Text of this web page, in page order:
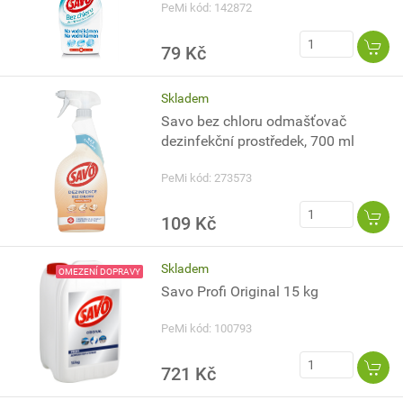
PeMi kód: 142872
79 Kč
Skladem
Savo bez chloru odmašťovač
dezinfekční prostředek, 700 ml
PeMi kód: 273573
109 Kč
OMEZENÍ DOPRAVY Skladem
Savo Profi Original 15 kg
PeMi kód: 100793
721 Kč